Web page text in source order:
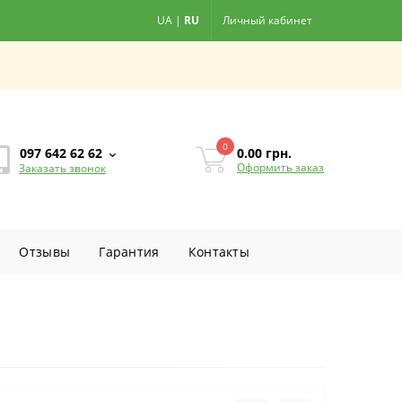
UA | RU Личный кабинет
097 642 62 62
Заказать звонок
0 0.00 грн.
Оформить заказ
Отзывы Гарантия Контакты